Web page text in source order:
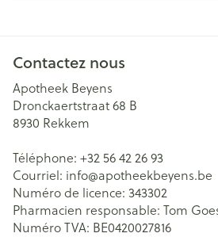
Contactez nous
Apotheek Beyens
Dronckaertstraat 68 B
8930 Rekkem
Téléphone: +32 56 42 26 93
Courriel: info@apotheekbeyens.be
Numéro de licence: 343302
Pharmacien responsable: Tom
Numéro TVA: BE0420027816